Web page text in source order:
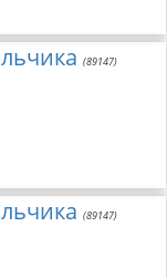
(89147)
(89147)